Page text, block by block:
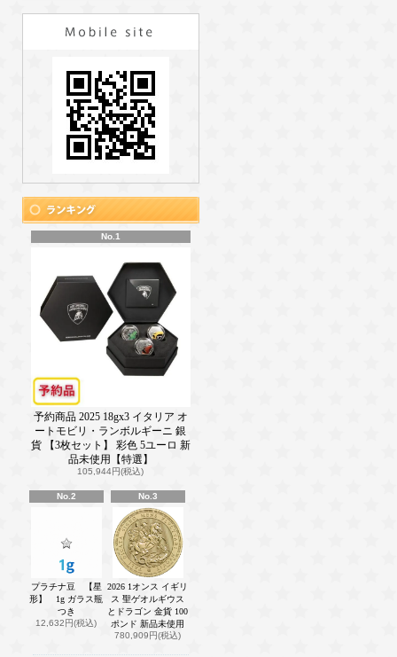
No.1
予約商品 2025 18gx3 イタリア オ
ートモビリ・ランボルギーニ 銀
貨 【3枚セット】 彩色 5ユーロ 新
品未使用【特選】
105,944円(税込)
No.2
プラチナ豆 【星
形】 1g ガラス瓶
つき
12,632円(税込)
No.3
2026 1オンス イギリ
ス 聖ゲオルギウス
とドラゴン 金貨 100
ポンド 新品未使用
780,909円(税込)